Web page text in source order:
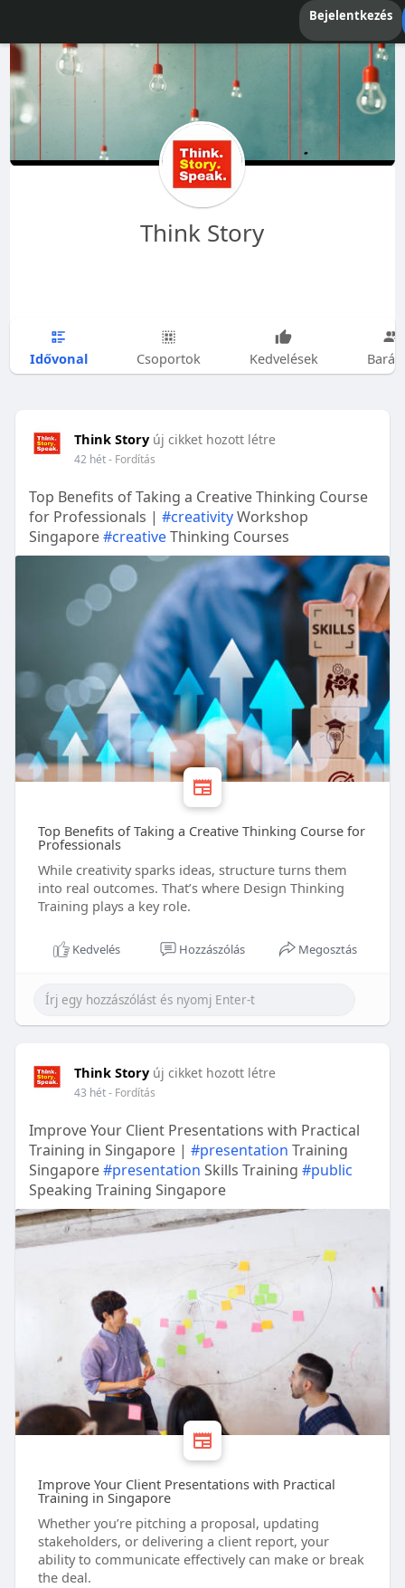
Bejelentkezés
Think Story
Idővonal Csoportok Kedvelések
Think Story új cikket hozott létre
42 hét- Fordítás
Top Benefits of Taking a Creative Thinking Course
for Professionals | #creativityWorkshop
Singapore#creativeThinking Courses
Top Benefits of Taking a Creative Thinking Course for
Professionals
While creativity sparks ideas, structure turns them
into real outcomes. That’s where Design Thinking
Training plays a key role.
Kedvelés Hozzászólás Megosztás
Think Story új cikket hozott létre
43 hét- Fordítás
Improve Your Client Presentations with Practical
Training in Singapore | #presentation Training
Singapore#presentation Skills Training #public
Speaking Training Singapore
Improve Your Client Presentations with Practical
Training in Singapore
Whether you’re pitching a proposal, updating
stakeholders, or delivering a client report, your
ability to communicate effectively can make or break
the deal.